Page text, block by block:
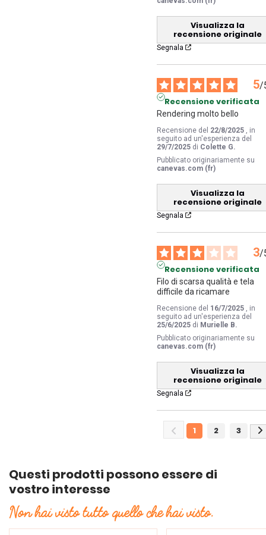
Visualizza la
recensione originale
Segnala
5/
Recensione verificata
Rendering molto bello
Recensione del 22/8/2025 , in
seguito ad un'esperienza del
29/7/2025 di Colette G.
Pubblicato originariamente su
canevas.com (fr)
Visualizza la
recensione originale
Segnala
3/
Recensione verificata
Filo di scarsa qualità e tela
difficile da ricamare
Recensione del 16/7/2025
, in
seguito ad un'esperienza del
25/6/2025 di Murielle B.
Pubblicato originariamente su
canevas.com (fr)
Visualizza la
recensione originale
Segnala
1 2 3
Questi prodotti possono essere di
vostro interesse
Non hai visto tutto quello che hai visto.